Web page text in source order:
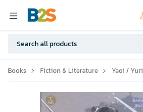
Books Fiction & Literature Yaoi / Yuri